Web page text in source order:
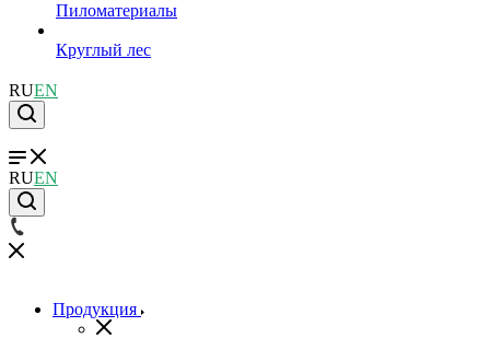
Пиломатериалы
Круглый лес
RUEN
RUEN
Продукция